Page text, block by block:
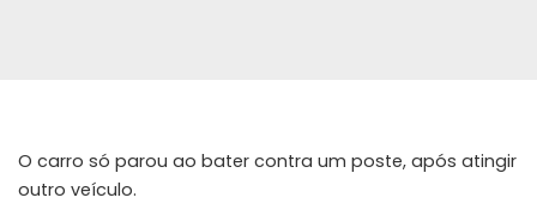
O carro só parou ao bater contra um poste, após atingir
outro veículo.